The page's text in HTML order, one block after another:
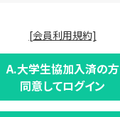
[会員利用規約]
A.大学生協加入済の方
同意してログイン